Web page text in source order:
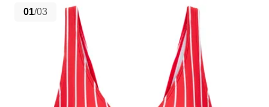
01/03